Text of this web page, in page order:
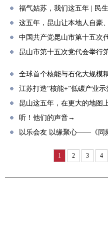
福气姑苏，我们这五年 | 民
这五年，昆山让本地人自豪
中国共产党昆山市第十五次
昆山市第十五次党代会举行
全球首个核能与石化大规模
江苏打造“核能+”低碳产业示
昆山这五年，在更大的地图
听！他们的声音→
以乐会友 以缘聚心——《同
1 2 3 4